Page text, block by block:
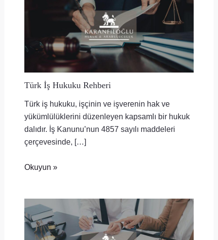
Türk İş Hukuku Rehberi
Türk iş hukuku, işçinin ve işverenin hak ve
yükümlülüklerini düzenleyen kapsamlı bir hukuk
dalıdır. İş Kanunu’nun 4857 sayılı maddeleri
çerçevesinde, […]
Okuyun »